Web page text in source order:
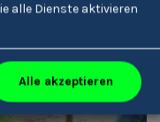
in
alle Dienste aktivieren
Alle akzeptieren